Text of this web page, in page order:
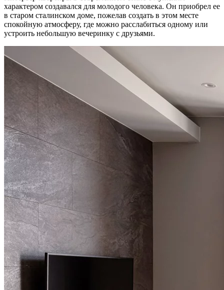
характером создавался для молодого человека. Он приобрел ее
в старом сталинском доме, пожелав создать в этом месте
спокойную атмосферу, где можно расслабиться одному или
устроить небольшую вечеринку с друзьями.